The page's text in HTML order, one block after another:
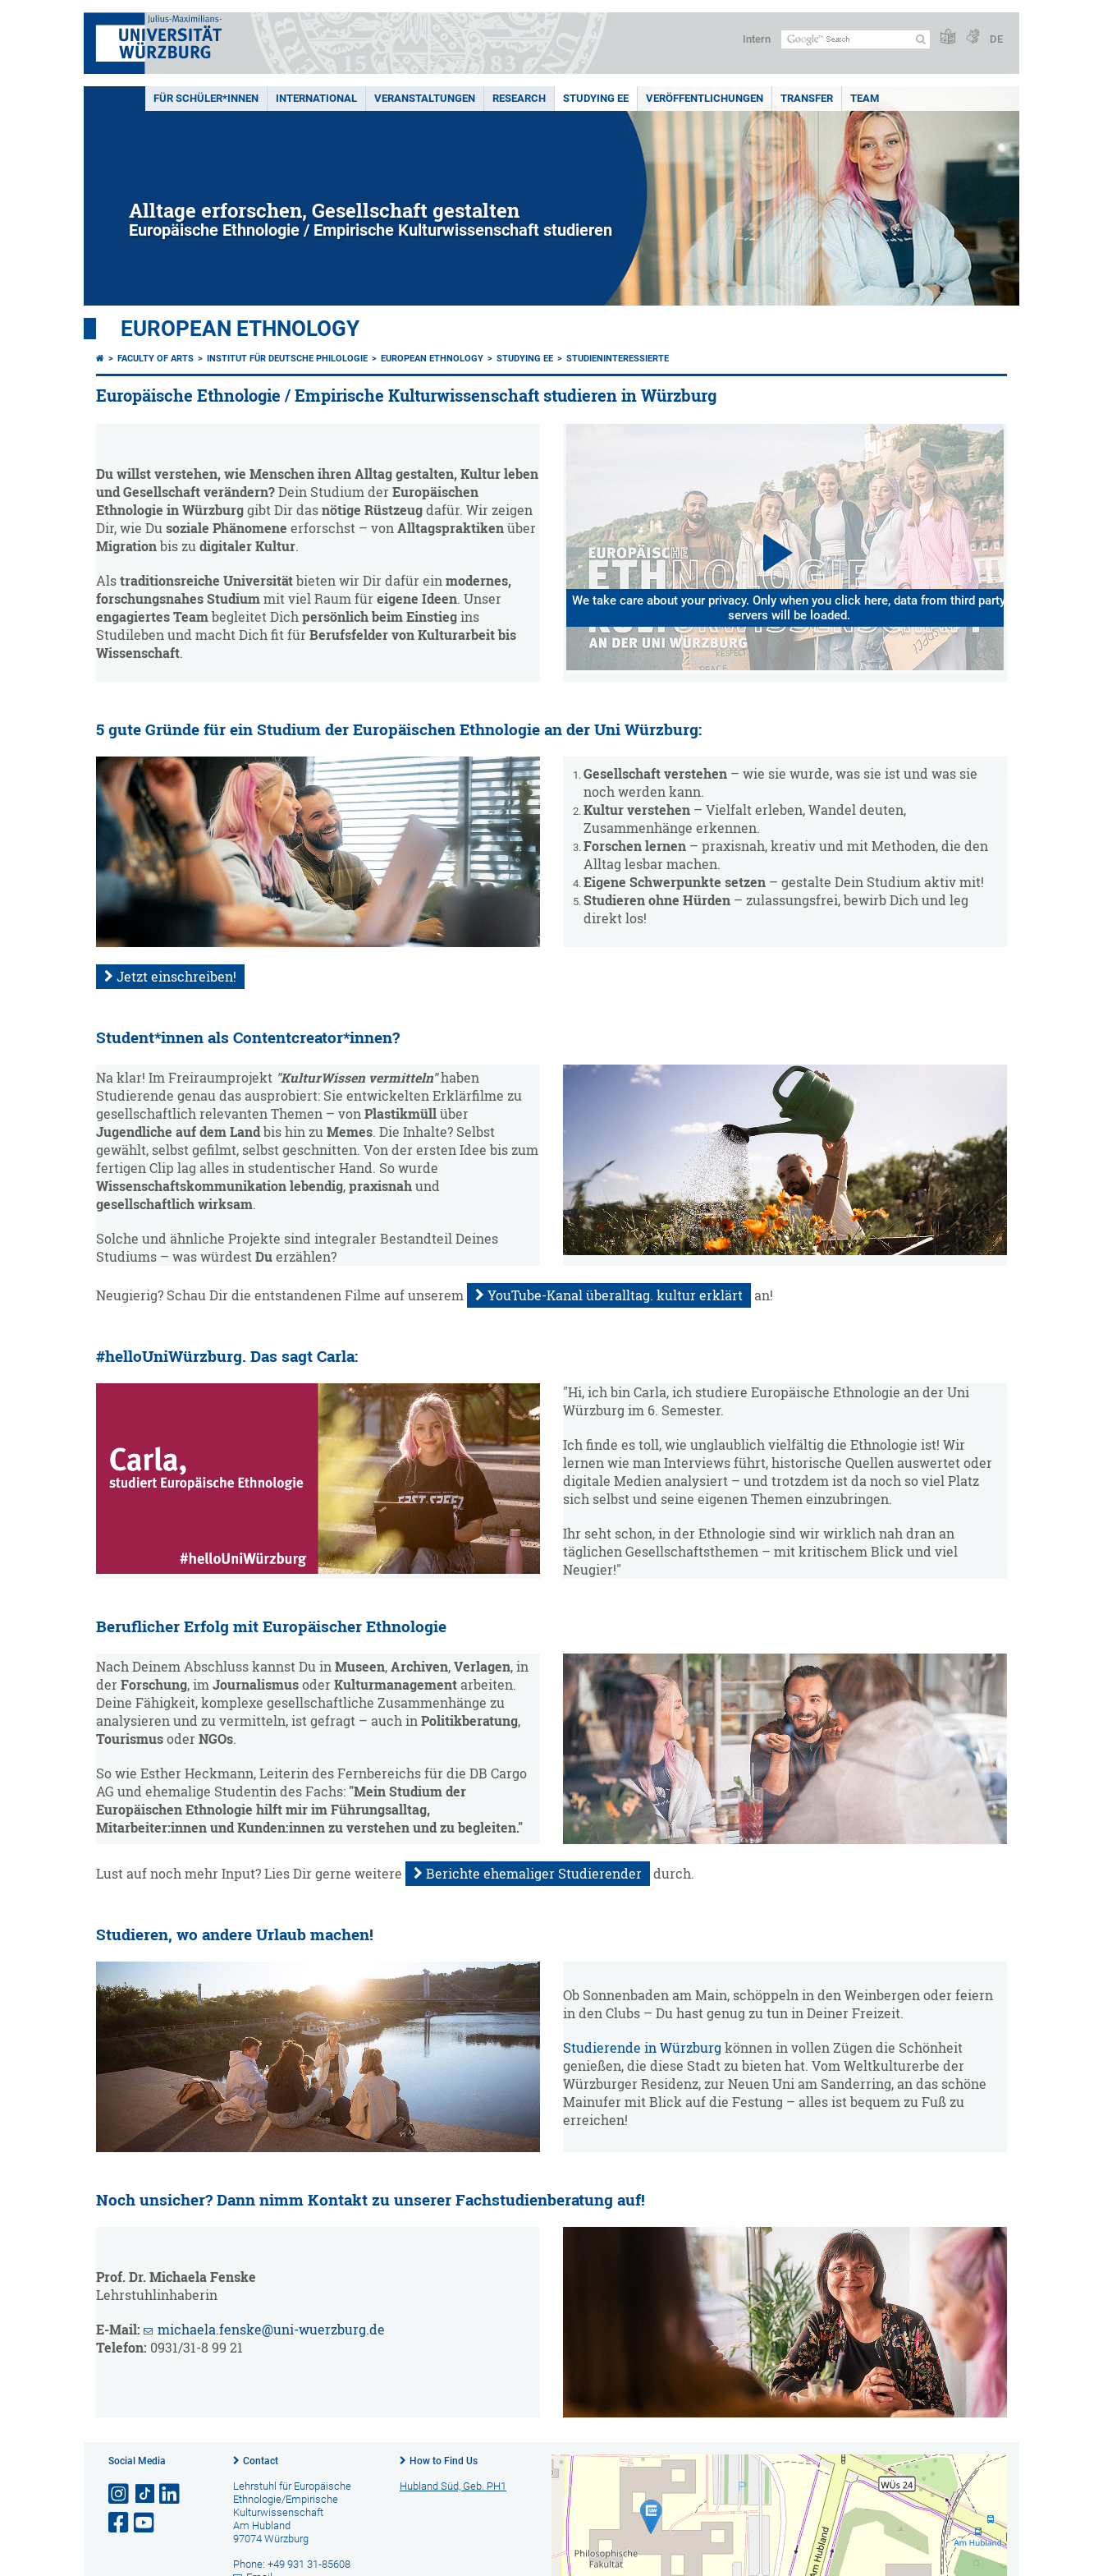
Intern DE
FÜR SCHÜLER*INNEN INTERNATIONAL VERANSTALTUNGEN RESEARCH STUDYING EE VERÖFFENTLICHUNGEN TRANSFER TEAM
Alltage erforschen, Gesellschaft gestalten
Europäische Ethnologie / Empirische Kulturwissenschaft studieren
EUROPEAN ETHNOLOGY
FACULTY OF ARTS INSTITUT FÜR DEUTSCHE PHILOLOGIE EUROPEAN ETHNOLOGY STUDYING EE STUDIENINTERESSIERTE
Europäische Ethnologie / Empirische Kulturwissenschaft studieren in Würzburg
Du willst verstehen, wie Menschen ihren Alltag gestalten, Kultur leben
und Gesellschaft verändern? Dein Studium der Europäischen
Ethnologie in Würzburg gibt Dir das nötige Rüstzeug dafür. Wir zeigen
Dir, wie Du soziale Phänomene erforschst – von Alltagspraktiken über
Migration bis zu digitaler Kultur.
Als traditionsreiche Universität bieten wir Dir dafür ein modernes,
forschungsnahes Studium mit viel Raum für eigene Ideen. Unser
engagiertes Team begleitet Dich persönlich beim Einstieg ins
Studileben und macht Dich fit für Berufsfelder von Kulturarbeit bis
Wissenschaft.
We take care about your privacy. Only when you click here, data from third party
servers will be loaded.
5 gute Gründe für ein Studium der Europäischen Ethnologie an der Uni Würzburg:
Gesellschaft verstehen– wie sie wurde, was sie ist und was sie
noch werden kann.
Kultur verstehen– Vielfalt erleben, Wandel deuten,
Zusammenhänge erkennen.
Forschen lernen– praxisnah, kreativ und mit Methoden, die den
Alltag lesbar machen.
Eigene Schwerpunkte setzen– gestalte Dein Studium aktiv mit!
Studieren ohne Hürden– zulassungsfrei, bewirb Dich und leg
direkt los!
Jetzt einschreiben!
Student*innen als Contentcreator*innen?
Na klar! Im Freiraumprojekt "KulturWissen vermitteln"haben
Studierende genau das ausprobiert: Sie entwickelten Erklärfilme zu
gesellschaftlich relevanten Themen – von Plastikmüll über
Jugendliche auf dem Landbis hin zu Memes. Die Inhalte? Selbst
gewählt, selbst gefilmt, selbst geschnitten. Von der ersten Idee bis zum
fertigen Clip lag alles in studentischer Hand. So wurde
Wissenschaftskommunikation lebendig, praxisnah und
gesellschaftlich wirksam.
Solche und ähnliche Projekte sind integraler Bestandteil Deines
Studiums – was würdest Du erzählen?
Neugierig? Schau Dir die entstandenen Filme auf unserem YouTube-Kanal überalltag. kultur erklärt an!
#helloUniWürzburg. Das sagt Carla:
"Hi, ich bin Carla, ich studiere Europäische Ethnologie an der Uni
Würzburg im 6. Semester.
Ich finde es toll, wie unglaublich vielfältig die Ethnologie ist! Wir
lernen wie man Interviews führt, historische Quellen auswertet oder
digitale Medien analysiert – und trotzdem ist da noch so viel Platz
sich selbst und seine eigenen Themen einzubringen.
Ihr seht schon, in der Ethnologie sind wir wirklich nah dran an
täglichen Gesellschaftsthemen – mit kritischem Blick und viel
Neugier!"
Beruflicher Erfolg mit Europäischer Ethnologie
Nach Deinem Abschluss kannst Du in Museen, Archiven, Verlagen, in
der Forschung, im Journalismus oder Kulturmanagement arbeiten.
Deine Fähigkeit, komplexe gesellschaftliche Zusammenhänge zu
analysieren und zu vermitteln, ist gefragt – auch in Politikberatung,
Tourismus oder NGOs.
So wie Esther Heckmann, Leiterin des Fernbereichs für die DB Cargo
AG und ehemalige Studentin des Fachs: "Mein Studium der
Europäischen Ethnologie hilft mir im Führungsalltag,
Mitarbeiter:innen und Kunden:innen zu verstehen und zu begleiten."
Lust auf noch mehr Input? Lies Dir gerne weitere Berichte ehemaliger Studierender durch.
Studieren, wo andere Urlaub machen!
Ob Sonnenbaden am Main, schöppeln in den Weinbergen oder feiern
in den Clubs – Du hast genug zu tun in Deiner Freizeit.
Studierende in Würzburg können in vollen Zügen die Schönheit
genießen, die diese Stadt zu bieten hat. Vom Weltkulturerbe der
Würzburger Residenz, zur Neuen Uni am Sanderring, an das schöne
Mainufer mit Blick auf die Festung – alles ist bequem zu Fuß zu
erreichen!
Noch unsicher? Dann nimm Kontakt zu unserer Fachstudienberatung auf!
Prof. Dr. Michaela Fenske
Lehrstuhlinhaberin
E-Mail:
michaela.fenske@uni-wuerzburg.de
Telefon: 0931/31-8 99 21
Social Media Contact
Lehrstuhl für Europäische
Ethnologie/Empirische
Kulturwissenschaft
Am Hubland
97074 Würzburg
Phone: +49 931 31-85608
How to Find Us
Hubland Süd, Geb. PH1